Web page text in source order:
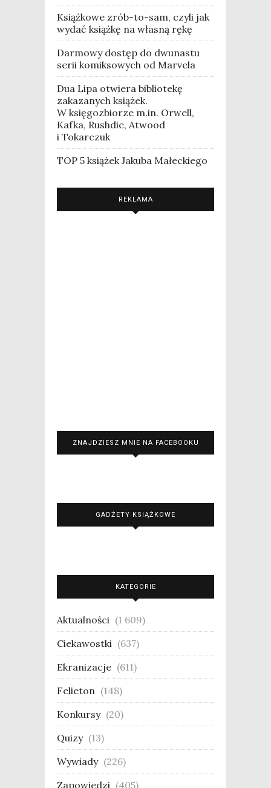
Książkowe zrób-to-sam, czyli jak
wydać książkę na własną rękę
Darmowy dostęp do dwunastu
serii komiksowych od Marvela
Dua Lipa otwiera bibliotekę
zakazanych książek.
W księgozbiorze m.in. Orwell,
Kafka, Rushdie, Atwood
i Tokarczuk
TOP 5 książek Jakuba Małeckiego
REKLAMA
ZNAJDZIESZ MNIE NA FACEBOOKU
GADŻETY KSIĄŻKOWE
KATEGORIE
Aktualności (1 609)
Ciekawostki (637)
Ekranizacje (611)
Felieton (148)
Konkursy (20)
Quizy (13)
Wywiady (226)
Zapowiedzi (405)